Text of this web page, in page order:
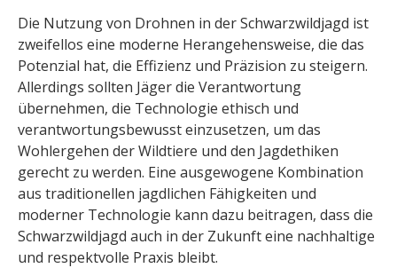
Die Nutzung von Drohnen in der Schwarzwildjagd ist
zweifellos eine moderne Herangehensweise, die das
Potenzial hat, die Effizienz und Präzision zu steigern.
Allerdings sollten Jäger die Verantwortung
übernehmen, die Technologie ethisch und
verantwortungsbewusst einzusetzen, um das
Wohlergehen der Wildtiere und den Jagdethiken
gerecht zu werden. Eine ausgewogene Kombination
aus traditionellen jagdlichen Fähigkeiten und
moderner Technologie kann dazu beitragen, dass die
Schwarzwildjagd auch in der Zukunft eine nachhaltige
und respektvolle Praxis bleibt.